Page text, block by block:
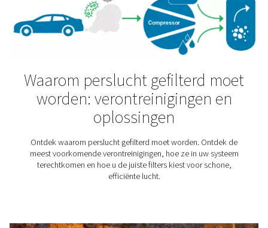
Vocht in perslucht:
problemen en hoe dit te
verwijderen
van luchtdrogers, afvoeren en